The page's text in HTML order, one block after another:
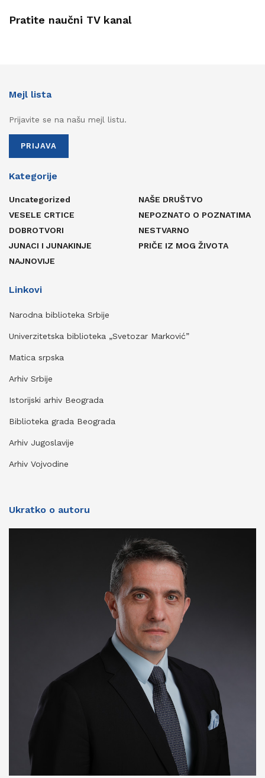
Pratite naučni TV kanal
Mejl lista
Prijavite se na našu mejl listu.
PRIJAVA
Kategorije
Uncategorized
VESELE CRTICE
DOBROTVORI
JUNACI I JUNAKINJE
NAJNOVIJE
NAŠE DRUŠTVO
NEPOZNATO O POZNATIMA
NESTVARNO
PRIČE IZ MOG ŽIVOTA
Linkovi
Narodna biblioteka Srbije
Univerzitetska biblioteka „Svetozar Marković”
Matica srpska
Arhiv Srbije
Istorijski arhiv Beograda
Biblioteka grada Beograda
Arhiv Jugoslavije
Arhiv Vojvodine
Ukratko o autoru